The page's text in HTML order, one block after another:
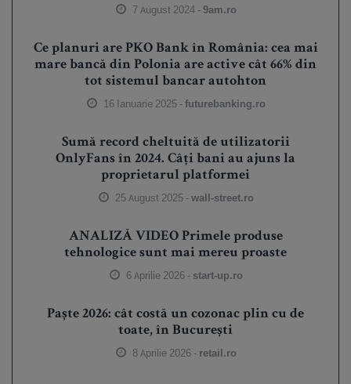
7 August 2024 -9am.ro
Ce planuri are PKO Bank în România: cea mai
mare bancă din Polonia are active cât 66% din
tot sistemul bancar autohton
16 Ianuarie 2025 -futurebanking.ro
Sumă record cheltuită de utilizatorii
OnlyFans în 2024. Câți bani au ajuns la
proprietarul platformei
25 August 2025 -wall-street.ro
ANALIZĂ VIDEO Primele produse
tehnologice sunt mai mereu proaste
6 Aprilie 2026 - start-up.ro
Paște 2026: cât costă un cozonac plin cu de
toate, în București
8 Aprilie 2026 - retail.ro